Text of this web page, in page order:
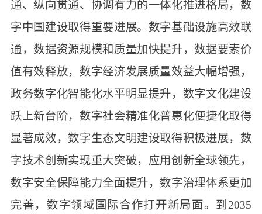
通、纵向贯通、协调有力的一体化推进格局，数
字中国建设取得重要进展。数字基础设施高效联
通，数据资源规模和质量加快提升，数据要素价
值有效释放，数字经济发展质量效益大幅增强，
政务数字化智能化水平明显提升，数字文化建设
跃上新台阶，数字社会精准化普惠化便捷化取得
显著成效，数字生态文明建设取得积极进展，数
字技术创新实现重大突破，应用创新全球领先，
数字安全保障能力全面提升，数字治理体系更加
完善，数字领域国际合作打开新局面。到2035